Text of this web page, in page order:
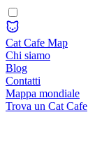
Cat Cafe Map
Chi siamo
Blog
Contatti
Mappa mondiale
Trova un Cat Cafe